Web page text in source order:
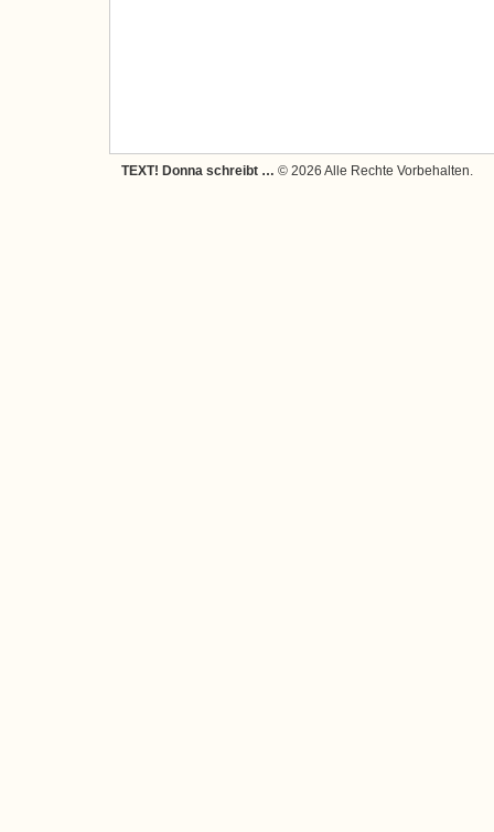
TEXT! Donna schreibt … © 2026 Alle Rechte Vorbehalten.